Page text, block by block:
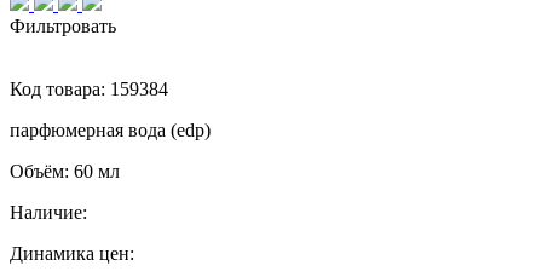
Фильтровать
Код товара: 159384
парфюмерная вода (edp)
Объём: 60 мл
Наличие:
Динамика цен: